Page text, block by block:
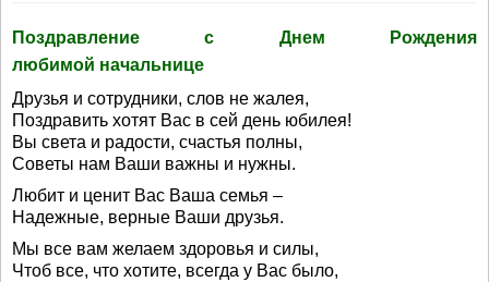
Поздравление с Днем Рождения
любимой начальнице
Друзья и сотрудники, слов не жалея,
Поздравить хотят Вас в сей день юбилея!
Вы света и радости, счастья полны,
Советы нам Ваши важны и нужны.
Любит и ценит Вас Ваша семья –
Надежные, верные Ваши друзья.
Мы все вам желаем здоровья и силы,
Чтоб все, что хотите, всегда у Вас было,